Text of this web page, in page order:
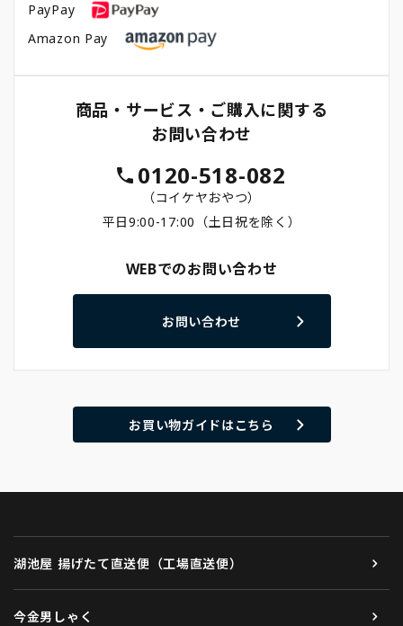
PayPay
Amazon Pay
商品・サービス・ご購入に関する
お問い合わせ
0120-518-082
（コイケヤおやつ）
平日9:00-17:00（土日祝を除く）
WEBでのお問い合わせ
お問い合わせ
お買い物ガイドはこちら
湖池屋 揚げたて直送便（工場直送便）
今金男しゃく